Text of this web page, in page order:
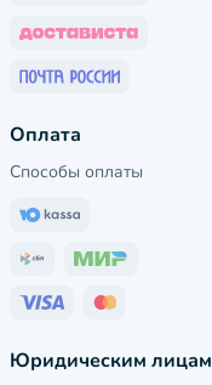
Оплата
Способы оплаты
Юридическим лицам